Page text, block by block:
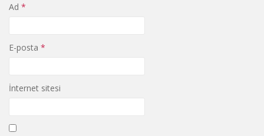
Ad *
E-posta *
İnternet sitesi